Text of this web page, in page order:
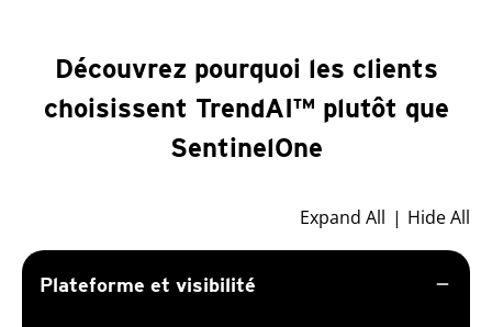
Découvrez pourquoi les clients
choisissent TrendAI™ plutôt que
SentinelOne
Expand All Hide All
Plateforme et visibilité remove